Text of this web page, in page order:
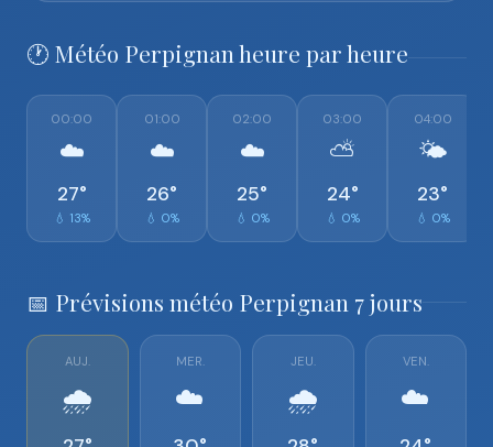
🕐 Météo Perpignan heure par heure
00:00
☁️
27°
💧 13%
01:00
☁️
26°
💧 0%
02:00
☁️
25°
💧 0%
03:00
⛅
24°
💧 0%
04:00
🌤️
23°
💧 0%
📅 Prévisions météo Perpignan 7 jours
AUJ.
🌧️
MER.
☁️
JEU.
🌧️
VEN.
☁️